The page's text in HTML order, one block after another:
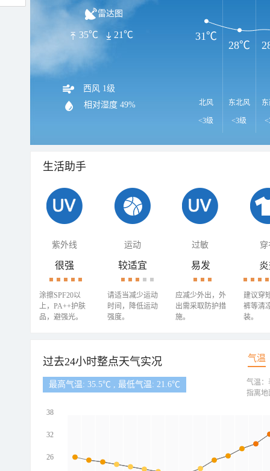
雷达图
35℃ 21℃
西风 1级
相对湿度 49% 北风
<3级
东北风
<3级
31℃
28℃
生活助手
紫外线 运动 过敏 穿
很强
涂擦SPF20以
上，PA++护肤
品，避强光。
较适宜
请适当减少运动
时间，降低运动
强度。
易发
应减少外出，外
出需采取防护措
施。
建议穿
裤等清
装。
过去24小时整点天气实况 气温
最高气温: 35.5℃ , 最低气温: 21.6℃
38
32
26
气温：
指离地